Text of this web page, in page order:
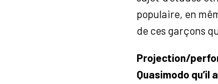
populaire, en
de ces garçons
Projection/
Quasimodo